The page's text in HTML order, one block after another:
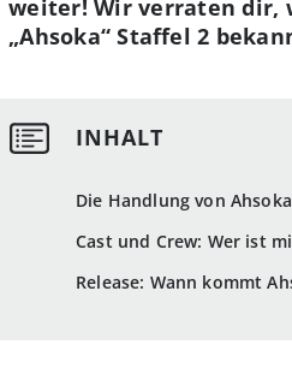
Die Handlung von
Cast und Crew: Wer ist
Release: Wann kommt
weiter! Wir verraten dir,
„Ahsoka“ Staffel 2